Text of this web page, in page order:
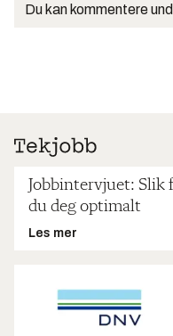
Du kan kommentere
Jobbintervjuet: Slik
du deg optimalt
Les mer